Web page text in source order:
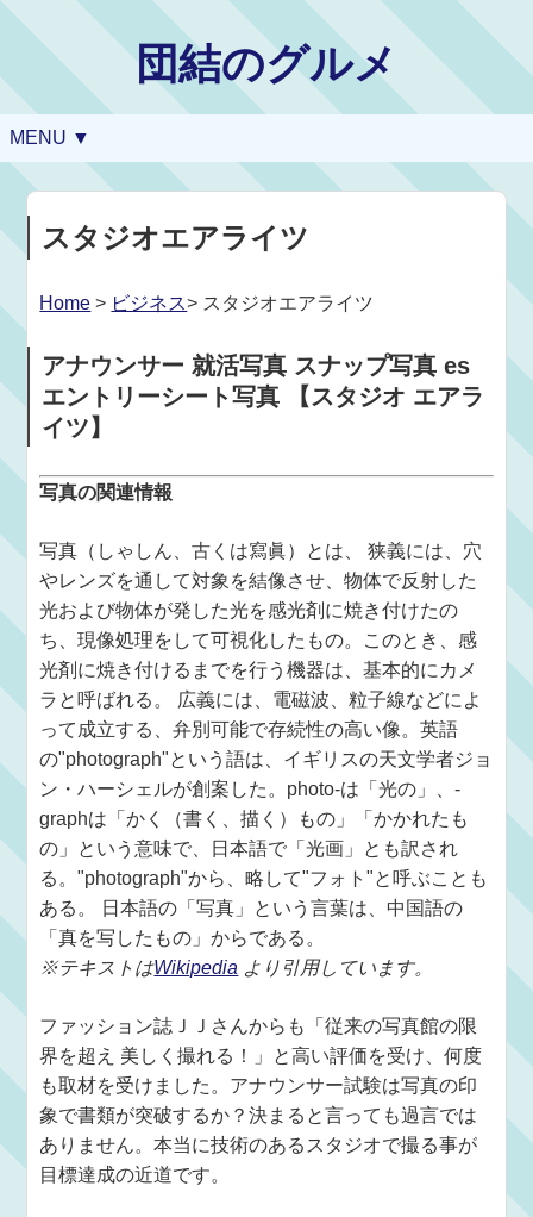
団結のグルメ
MENU ▼
スタジオエアライツ
Home > ビジネス> スタジオエアライツ
アナウンサー 就活写真 スナップ写真 es
エントリーシート写真 【スタジオ エアラ
イツ】
写真の関連情報
写真（しゃしん、古くは寫眞）とは、 狭義には、穴
やレンズを通して対象を結像させ、物体で反射した
光および物体が発した光を感光剤に焼き付けたの
ち、現像処理をして可視化したもの。このとき、感
光剤に焼き付けるまでを行う機器は、基本的にカメ
ラと呼ばれる。 広義には、電磁波、粒子線などによ
って成立する、弁別可能で存続性の高い像。英語
の"photograph"という語は、イギリスの天文学者ジョ
ン・ハーシェルが創案した。photo-は「光の」、-
graphは「かく（書く、描く）もの」「かかれたも
の」という意味で、日本語で「光画」とも訳され
る。"photograph"から、略して"フォト"と呼ぶことも
ある。 日本語の「写真」という言葉は、中国語の
「真を写したもの」からである。
※テキストはWikipedia より引用しています。
ファッション誌ＪＪさんからも「従来の写真館の限
界を超え 美しく撮れる！」と高い評価を受け、何度
も取材を受けました。アナウンサー試験は写真の印
象で書類が突破するか？決まると言っても過言では
ありません。本当に技術のあるスタジオで撮る事が
目標達成の近道です。